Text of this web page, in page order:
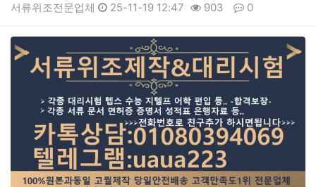
서류위조전문업체 25-11-19 12:47 903 0
본문